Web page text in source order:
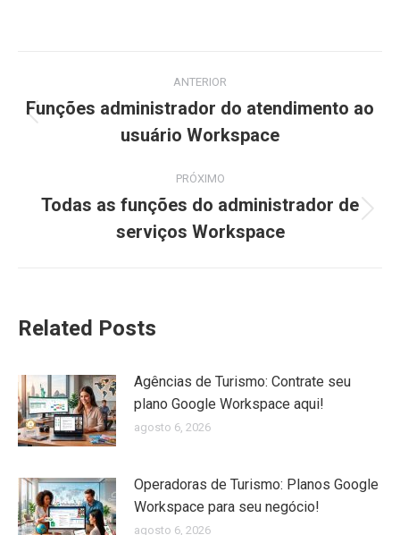
de
ANTERIOR
anterior:
Funções administrador do atendimento ao
usuário Workspace
PRÓXIMO
post:
Todas as funções do administrador de
serviços Workspace
Related Posts
Agências de Turismo: Contrate seu
plano Google Workspace aqui!
agosto 6, 2026
Operadoras de Turismo: Planos Google
Workspace para seu negócio!
agosto 6, 2026